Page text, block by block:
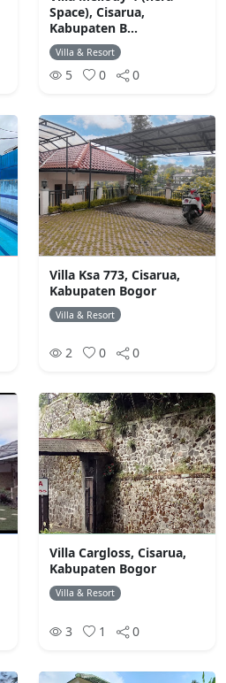
Space), Cisarua,
Kabupaten B...
Villa & Resort
5 0 0
Villa Ksa 773, Cisarua,
Kabupaten Bogor
Villa & Resort
2 0 0
Villa Cargloss, Cisarua,
Kabupaten Bogor
Villa & Resort
3 1 0